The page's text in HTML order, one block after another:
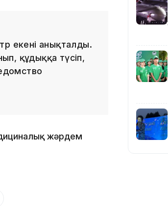
екені анықталды.
құдыққа түсіп,
жәрдем
12:13
11:54